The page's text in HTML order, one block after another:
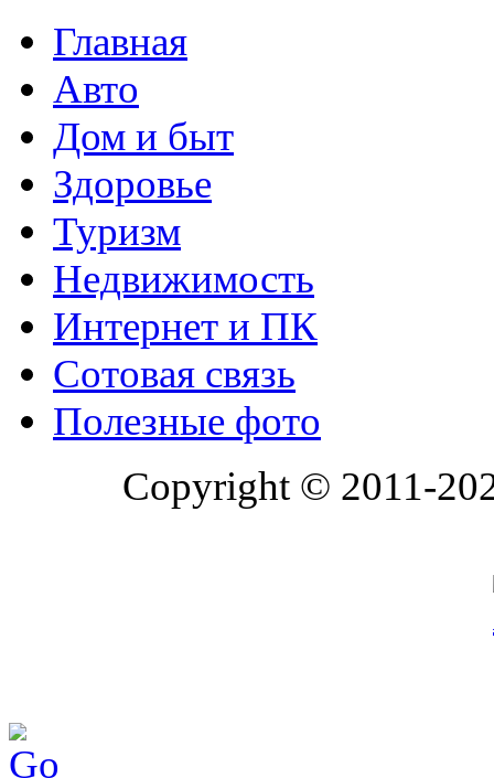
Главная
Авто
Дом и быт
Здоровье
Туризм
Недвижимость
Интернет и ПК
Сотовая связь
Полезные фото
Copyright © 2011-